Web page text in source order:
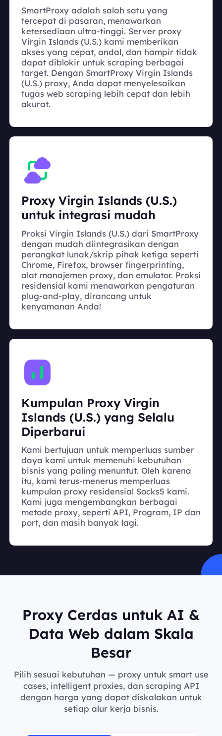
SmartProxy adalah salah satu yang
tercepat di pasaran, menawarkan
ketersediaan ultra-tinggi. Server proxy
Virgin Islands (U.S.) kami memberikan
akses yang cepat, andal, dan hampir tidak
dapat diblokir untuk scraping berbagai
target. Dengan SmartProxy Virgin Islands
(U.S.) proxy, Anda dapat menyelesaikan
tugas web scraping lebih cepat dan lebih
akurat.
Proxy Virgin Islands (U.S.)
untuk integrasi mudah
Proksi Virgin Islands (U.S.) dari SmartProxy
dengan mudah diintegrasikan dengan
perangkat lunak/skrip pihak ketiga seperti
Chrome, Firefox, browser fingerprinting,
alat manajemen proxy, dan emulator. Proksi
residensial kami menawarkan pengaturan
plug-and-play, dirancang untuk
kenyamanan Anda!
Kumpulan Proxy Virgin
Islands (U.S.) yang Selalu
Diperbarui
Kami bertujuan untuk memperluas sumber
daya kami untuk memenuhi kebutuhan
bisnis yang paling menuntut. Oleh karena
itu, kami terus-menerus memperluas
kumpulan proxy residensial Socks5 kami.
Kami juga mengembangkan berbagai
metode proxy, seperti API, Program, IP dan
port, dan masih banyak lagi.
Proxy Cerdas untuk AI &
Data Web dalam Skala
Besar
Pilih sesuai kebutuhan — proxy untuk smart use
cases, intelligent proxies, dan scraping API
dengan harga yang dapat diskalakan untuk
setiap alur kerja bisnis.